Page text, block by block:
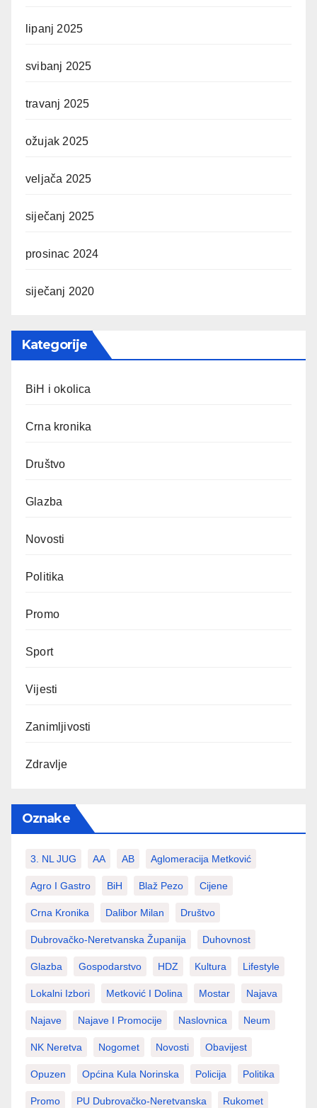
lipanj 2025
svibanj 2025
travanj 2025
ožujak 2025
veljača 2025
siječanj 2025
prosinac 2024
siječanj 2020
Kategorije
BiH i okolica
Crna kronika
Društvo
Glazba
Novosti
Politika
Promo
Sport
Vijesti
Zanimljivosti
Zdravlje
Oznake
3. NL JUG AA AB Aglomeracija Metković
Agro I Gastro BiH Blaž Pezo Cijene
Crna Kronika Dalibor Milan Društvo
Dubrovačko-Neretvanska Županija Duhovnost
Glazba Gospodarstvo HDZ Kultura Lifestyle
Lokalni Izbori Metković I Dolina Mostar Najava
Najave Najave I Promocije Naslovnica Neum
NK Neretva Nogomet Novosti Obavijest
Opuzen Općina Kula Norinska Policija Politika
Promo PU Dubrovačko-Neretvanska Rukomet